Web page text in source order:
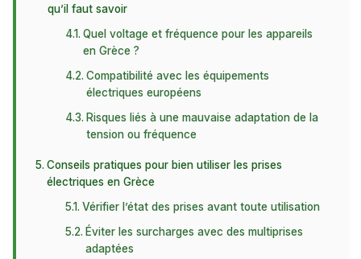
qu’il faut savoir
Quel voltage et fréquence pour les appareils
en Grèce ?
Compatibilité avec les équipements
électriques européens
Risques liés à une mauvaise adaptation de la
tension ou fréquence
Conseils pratiques pour bien utiliser les prises
électriques en Grèce
Vérifier l’état des prises avant toute utilisation
Éviter les surcharges avec des multiprises
adaptées